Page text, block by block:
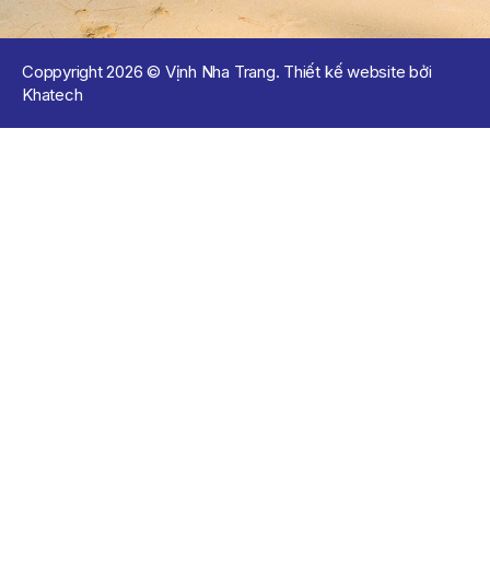
Coppyright 2026 © Vịnh Nha Trang. Thiết kế website bởi
Khatech